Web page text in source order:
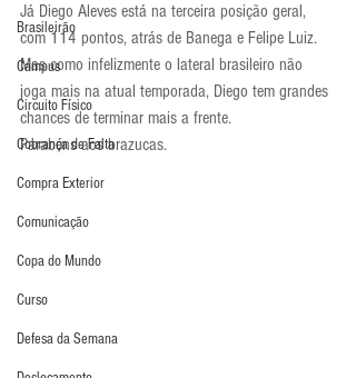
Brasileirão
Campus
Circuito Físico
Cobrança de Falta
Compra Exterior
Comunicação
Copa do Mundo
Curso
Defesa da Semana
Já Diego Aleves está na terceira posição geral,
com 114 pontos, atrás de Banega e Felipe Luiz.
Mas como infelizmente o lateral brasileiro não
joga mais na atual temporada, Diego tem grandes
chances de terminar mais a frente.
Parabéns aos brazucas.